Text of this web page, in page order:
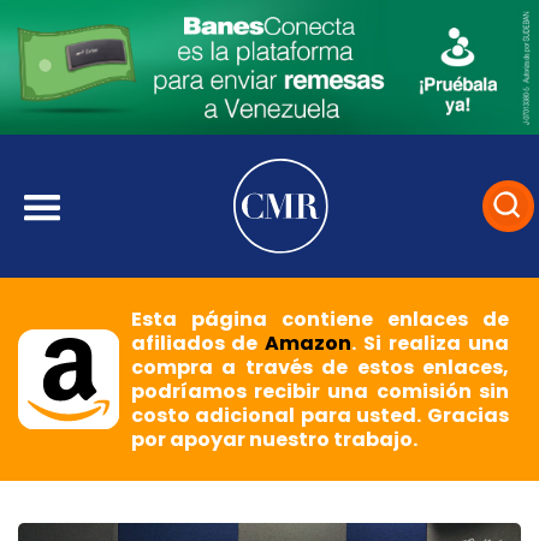
Esta página contiene enlaces de
afiliados deAmazon. Si realiza una
compra a través de estos enlaces,
podríamos recibir una comisión sin
costo adicional para usted. Gracias
por apoyar nuestro trabajo.